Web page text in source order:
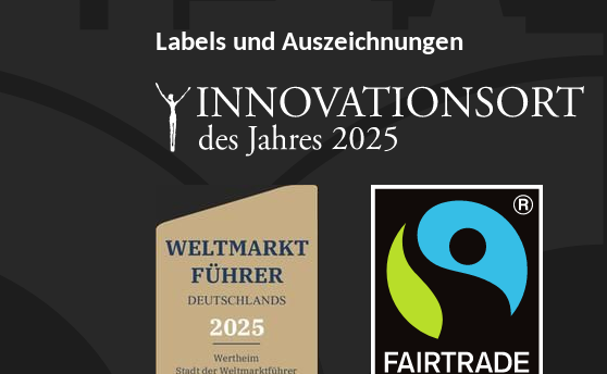
Labels und Auszeichnungen